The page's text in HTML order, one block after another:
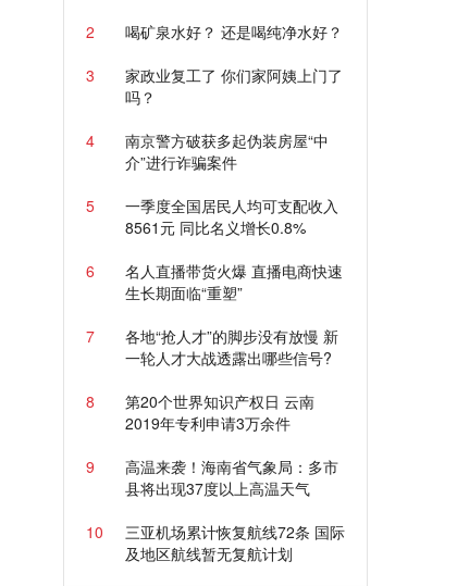
2
喝矿泉水好？ 还是喝纯净水好？
3
家政业复工了 你们家阿姨上门了
吗？
4
南京警方破获多起伪装房屋“中
介”进行诈骗案件
5
一季度全国居民人均可支配收入
8561元 同比名义增长0.8%
6
名人直播带货火爆 直播电商快速
生长期面临“重塑”
7
各地“抢人才”的脚步没有放慢 新
一轮人才大战透露出哪些信号?
8
第20个世界知识产权日 云南
2019年专利申请3万余件
9
高温来袭！海南省气象局：多市
县将出现37度以上高温天气
10
三亚机场累计恢复航线72条 国际
及地区航线暂无复航计划